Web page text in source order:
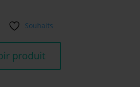
Souhaits
produit